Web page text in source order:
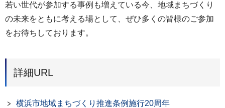
若い世代が参加する事例も増えている今、地域まちづくり
の未来をともに考える場として、ぜひ多くの皆様のご参加
をお待ちしております。
詳細URL
横浜市地域まちづくり推進条例施行20周年